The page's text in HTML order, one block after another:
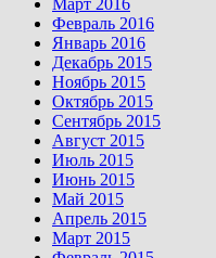
Февраль 2016
Январь 2016
Декабрь 2015
Ноябрь 2015
Октябрь 2015
Сентябрь 2015
Август 2015
Июль 2015
Июнь 2015
Май 2015
Апрель 2015
Март 2015